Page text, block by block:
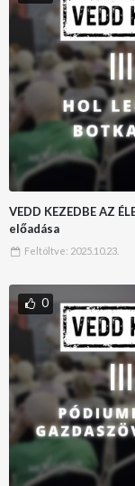
VEDD KEZEDBE AZ
előadása
Feltöltve: 2025.10.23.
0